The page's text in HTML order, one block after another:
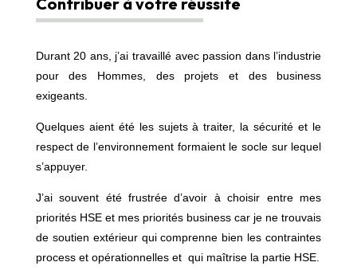
Durant 20 ans, j’ai travaillé avec passion dans l’industrie
pour des Hommes, des projets et des business
exigeants.
Quelques aient été les sujets à traiter, la sécurité et le
respect de l’environnement formaient le socle sur lequel
s’appuyer.
J’ai souvent été frustrée d’avoir à choisir entre mes
priorités HSE et mes priorités business car je ne trouvais
de soutien extérieur qui comprenne bien les contraintes
process et opérationnelles et qui maîtrise la partie HSE.